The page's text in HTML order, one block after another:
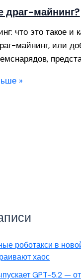
драг-майнинг?
что это такое и
майнинг, или
»
роботакси в
хаос
GPT-5.2 —